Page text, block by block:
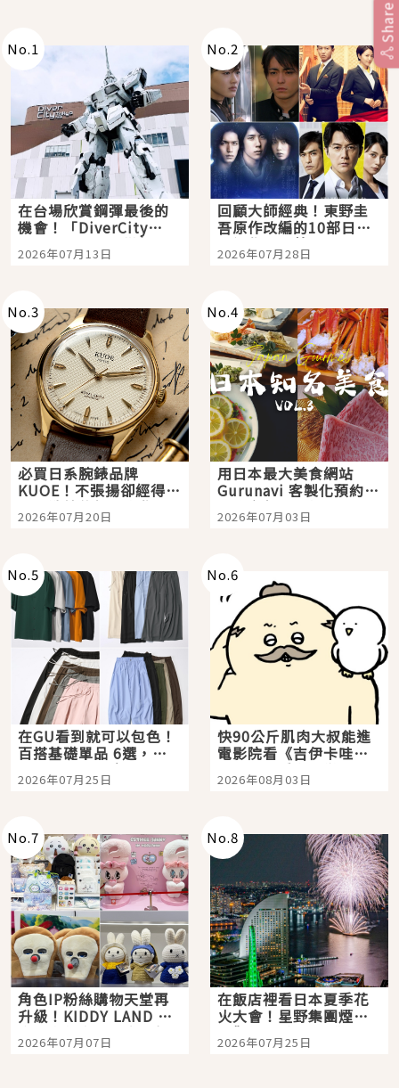
No.1
在台場欣賞鋼彈最後的
機會！「DiverCity
Tokyo Plaza」搭船、
購物、美食及夜景，一
2026年07月13日
No.2
回顧大師經典！東野圭
吾原作改編的10部日本
影視作品推薦
2026年07月28日
No.3
必買日系腕錶品牌
KUOE！不張揚卻經得起
時間洗鍊的經典之作五
選
2026年07月20日
No.4
用日本最大美食網站
Gurunavi 客製化預約九
大都市餐廳，打造專屬
美食體驗！
2026年07月03日
No.5
在GU看到就可以包色！
百搭基礎單品 6選，閉
眼全收也不心疼
2026年07月25日
No.6
快90公斤肌肉大叔能進
電影院看《吉伊卡哇》
嗎？日本重金屬樂團
「打首」會長與nagano
2026年08月03日
No.7
角色IP粉絲購物天堂再
升級！KIDDY LAND 原
宿店吉伊卡哇迎客，新
開幕 OMOKADO 店3分
2026年07月07日
No.8
在飯店裡看日本夏季花
火大會！星野集團煙火
景觀飯店6選，讓你不用
人擠人悠閒欣賞
2026年07月25日
Share